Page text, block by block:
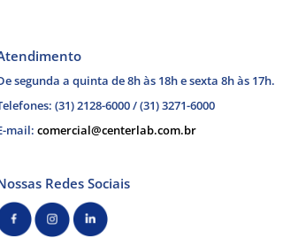
segunda a quinta de 8h às 18h e sexta 8h às 17h.
(31) 2128-6000 / (31) 3271-6000
mail: comercial@centerlab.com.br
Redes Sociais